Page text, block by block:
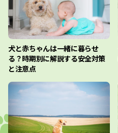
犬と赤ちゃんは一緒に暮らせ
る？時期別に解説する安全対策
と注意点